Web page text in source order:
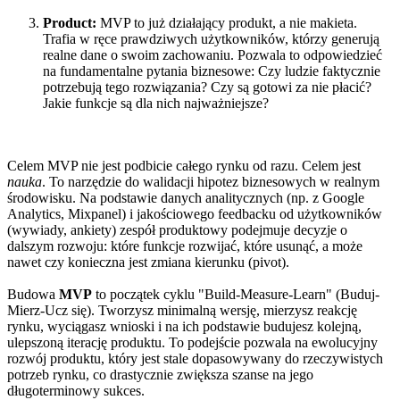
Product: MVP to już działający produkt, a nie makieta.
Trafia w ręce prawdziwych użytkowników, którzy generują
realne dane o swoim zachowaniu. Pozwala to odpowiedzieć
na fundamentalne pytania biznesowe: Czy ludzie faktycznie
potrzebują tego rozwiązania? Czy są gotowi za nie płacić?
Jakie funkcje są dla nich najważniejsze?
Celem MVP nie jest podbicie całego rynku od razu. Celem jest
nauka. To narzędzie do walidacji hipotez biznesowych w realnym
środowisku. Na podstawie danych analitycznych (np. z Google
Analytics, Mixpanel) i jakościowego feedbacku od użytkowników
(wywiady, ankiety) zespół produktowy podejmuje decyzje o
dalszym rozwoju: które funkcje rozwijać, które usunąć, a może
nawet czy konieczna jest zmiana kierunku (pivot).
Budowa MVP to początek cyklu "Build-Measure-Learn" (Buduj-
Mierz-Ucz się). Tworzysz minimalną wersję, mierzysz reakcję
rynku, wyciągasz wnioski i na ich podstawie budujesz kolejną,
ulepszoną iterację produktu. To podejście pozwala na ewolucyjny
rozwój produktu, który jest stale dopasowywany do rzeczywistych
potrzeb rynku, co drastycznie zwiększa szanse na jego
długoterminowy sukces.